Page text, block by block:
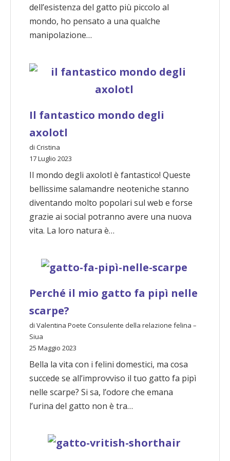
dell’esistenza del gatto più piccolo al
mondo, ho pensato a una qualche
manipolazione…
Il fantastico mondo degli
axolotl
di Cristina
17 Luglio 2023
Il mondo degli axolotl è fantastico! Queste
bellissime salamandre neoteniche stanno
diventando molto popolari sul web e forse
grazie ai social potranno avere una nuova
vita. La loro natura è…
Perché il mio gatto fa pipì nelle
scarpe?
di Valentina Poete Consulente della relazione felina –
Siua
25 Maggio 2023
Bella la vita con i felini domestici, ma cosa
succede se all’improvviso il tuo gatto fa pipì
nelle scarpe? Si sa, l’odore che emana
l’urina del gatto non è tra…